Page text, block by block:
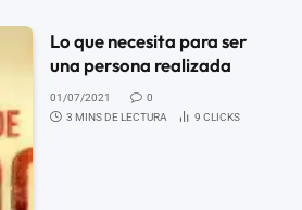
Lo que necesita para ser
una persona realizada
01/07/2021
0
3 MINS DE LECTURA
9CLICKS